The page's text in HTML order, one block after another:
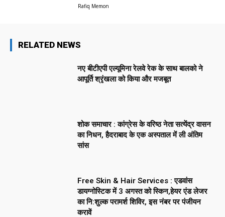
Rafiq Memon
RELATED NEWS
नए बीटीएपी एल्यूमिना रेलवे रेक के साथ बालको ने
आपूर्ति श्रृंखला को किया और मजबूत
शोक समाचार : कांग्रेस के वरिष्ठ नेता सत्येंद्र वासन
का निधन, हैदराबाद के एक अस्पताल में ली अंतिम
सांस
Free Skin & Hair Services : एडवांस
डायग्नोस्टिक में 3 अगस्त को स्किन,हेयर एंड लेजर
का नि:शुल्क परामर्श शिविर, इस नंबर पर पंजीयन
करावें